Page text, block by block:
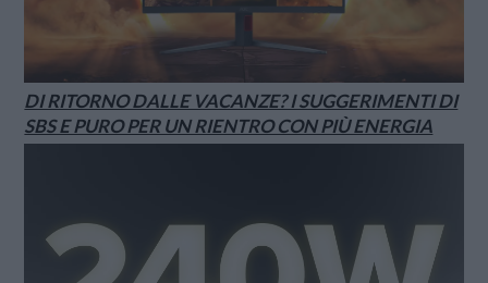
DI RITORNO DALLE VACANZE? I SUGGERIMENTI DI
SBS E PURO PER UN RIENTRO CON PIÙ ENERGIA